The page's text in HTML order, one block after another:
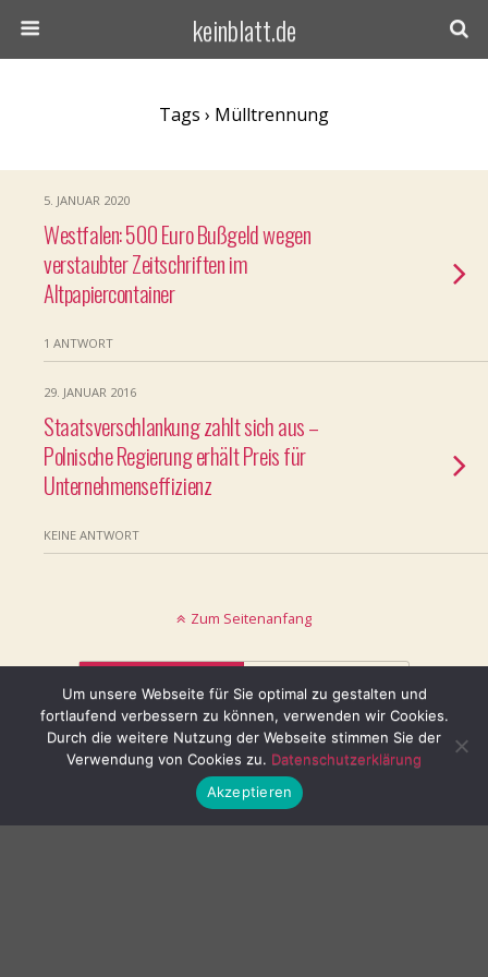
keinblatt.de
Tags › Mülltrennung
5. JANUAR 2020
Westfalen: 500 Euro Bußgeld wegen
verstaubter Zeitschriften im
Altpapiercontainer
1 ANTWORT
29. JANUAR 2016
Staatsverschlankung zahlt sich aus –
Polnische Regierung erhält Preis für
Unternehmenseffizienz
KEINE ANTWORT
Zum Seitenanfang
Mobil Desktop
© keinblatt.de
Um unsere Webseite für Sie optimal zu gestalten und
fortlaufend verbessern zu können, verwenden wir Cookies.
Durch die weitere Nutzung der Webseite stimmen Sie der
Verwendung von Cookies zu. Datenschutzerklärung
Akzeptieren